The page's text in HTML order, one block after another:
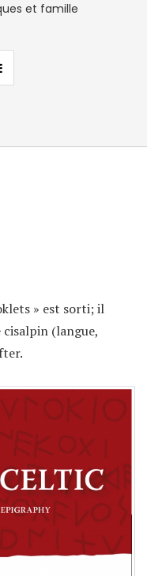
et famille
» est sorti; il
cisalpin (langue,